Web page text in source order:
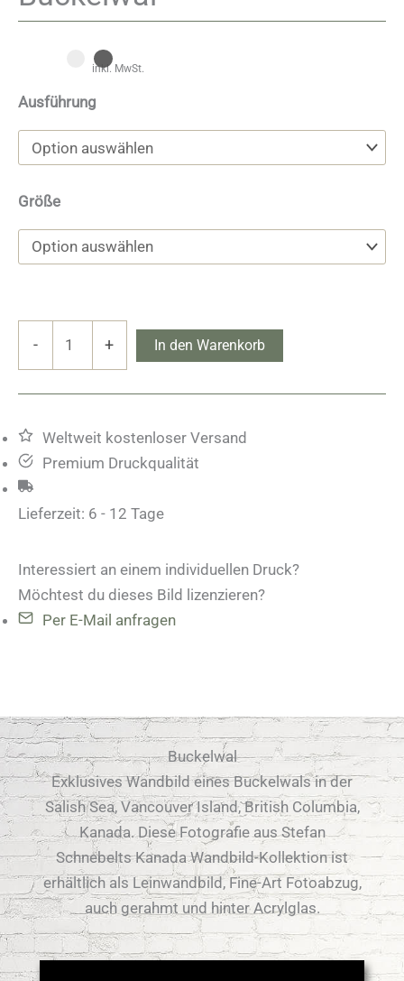
inkl. MwSt.
Ausführung
Größe
- + In den Warenkorb
Weltweit kostenloser Versand
Premium Druckqualität
Lieferzeit: 6 - 12 Tage
Interessiert an einem individuellen Druck?
Möchtest du dieses Bild lizenzieren?
Per E-Mail anfragen
Buckelwal
Exklusives Wandbild eines Buckelwals in der
Salish Sea, Vancouver Island, British Columbia,
Kanada. Diese Fotografie aus Stefan
Schnebelts Kanada Wandbild-Kollektion ist
erhältlich als Leinwandbild, Fine-Art Fotoabzug,
auch gerahmt und hinter Acrylglas.